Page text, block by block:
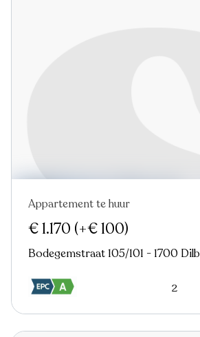
Nieuw
Appartement te huur
€ 1.170 (+€ 100)
Bodegemstraat 105/101 - 1700
2